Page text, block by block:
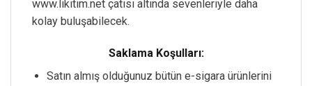
www.likitim.net çatısı altında sevenleriyle daha
kolay buluşabilecek.
Saklama Koşulları:
Satın almış olduğunuz bütün e-sigara ürünlerini